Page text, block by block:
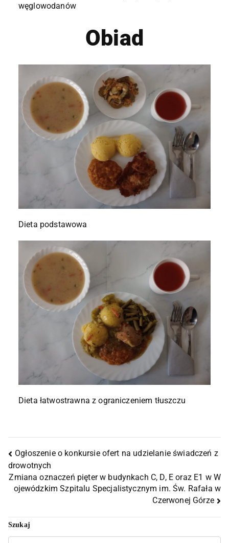
węglowodanów
Obiad
Dieta podstawowa
Dieta łatwostrawna z ograniczeniem tłuszczu
Ogłoszenie o konkursie ofert na udzielanie świadczeń z
drowotnych
Zmiana oznaczeń pięter w budynkach C, D, E oraz E1 w W
ojewódzkim Szpitalu Specjalistycznym im. Św. Rafała w
Czerwonej Górze
Szukaj